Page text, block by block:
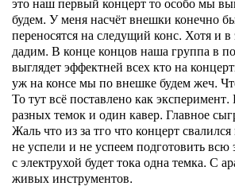
будем. У меня насчёт внешки конечно
переносятся на следущий конс. Хотя и в
дадим. В конце концов наша группа в
выглядет эффектней всех кто на
уж на консе мы по внешке будем жеч.
То тут всё поставлено как
разных темок и один кавер. Главное
Жаль что из за тго что концерт
не успели и не успеем подготовить всю
с электрухой будет тока одна темка. С
живых инструментов.